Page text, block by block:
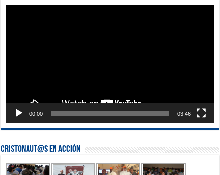
00:00 03:46
Cristonaut@s en Acción